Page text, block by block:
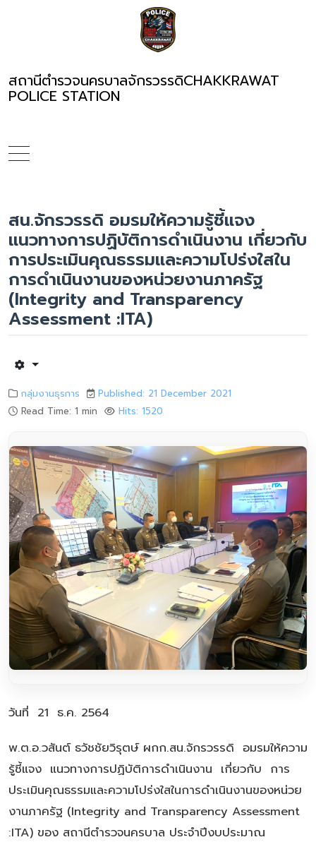
สถานีตำรวจนครบาลจักรวรรดิCHAKKRAWAT
POLICE STATION
สน.จักรวรรดิ อมรมให้ความรู้ชี้แจง
แนวทางการปฏิบัติการดำเนินงาน เกี่ยวกับ
การประเมินคุณธรรมและความโปร่งใสใน
การดำเนินงานของหน่วยงานภาครัฐ
(Integrity and Transparency
Assessment :ITA)
กลุ่มงานธุรการ
Published: 21 December 2021
Read Time: 1 min
Hits: 1520
วันที่ 21 ธ.ค. 2564
พ.ต.อ.วสันต์ ธวัชชัยวิรุตษ์ ผกก.สน.จักรวรรดิ อมรมให้ความ
รู้ชี้แจง แนวทางการปฏิบัติการดำเนินงาน เกี่ยวกับ การ
ประเมินคุณธรรมและความโปร่งใสในการดำเนินงานของหน่วย
งานภาครัฐ (Integrity and Transparency Assessment
:ITA) ของ สถานีตำรวจนครบาล ประจำปีงบประมาณ